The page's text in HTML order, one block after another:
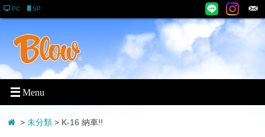
PC SP
> 未分類> K-16 納車!!